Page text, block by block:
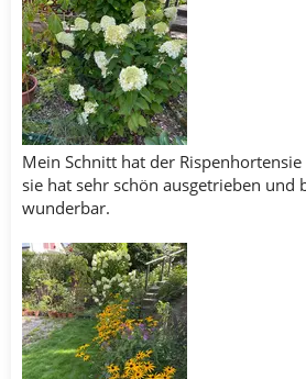
Mein Schnitt hat der
sie hat sehr schön ausgetrieben und
wunderbar.